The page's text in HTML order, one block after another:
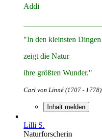
Addi
"In den kleinsten Dingen
zeigt die Natur
ihre größten Wunder."
Carl von Linné (1707 - 1778)
Inhalt melden
Lilli S.
Naturforscherin